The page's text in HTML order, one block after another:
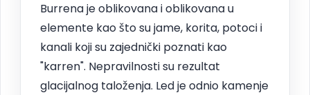
Burrena je oblikovana i oblikovana u
elemente kao što su jame, korita, potoci i
kanali koji su zajednički poznati kao
"karren". Nepravilnosti su rezultat
glacijalnog taloženja. Led je odnio kamenje